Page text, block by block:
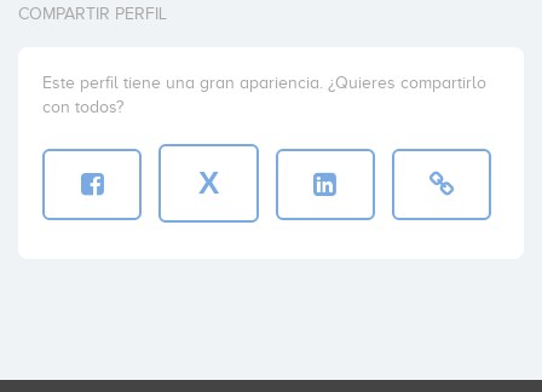
COMPARTIR PERFIL
Este perfil tiene una gran apariencia. ¿Quieres compartirlo
con todos?
X